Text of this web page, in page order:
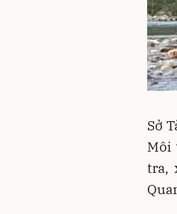
Sở
Môi
tra,